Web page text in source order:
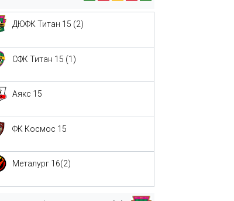
ДЮФК Титан 15 (2)
СФК Титан 15 (1)
Аякс 15
ФК Космос 15
Металург 16(2)